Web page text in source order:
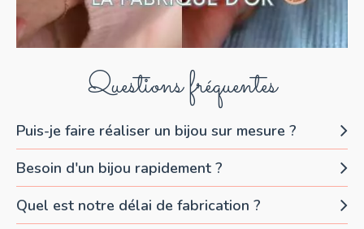
Questions fréquentes
Puis-je faire réaliser un bijou sur mesure ?
Besoin d'un bijou rapidement ?
Quel est notre délai de fabrication ?